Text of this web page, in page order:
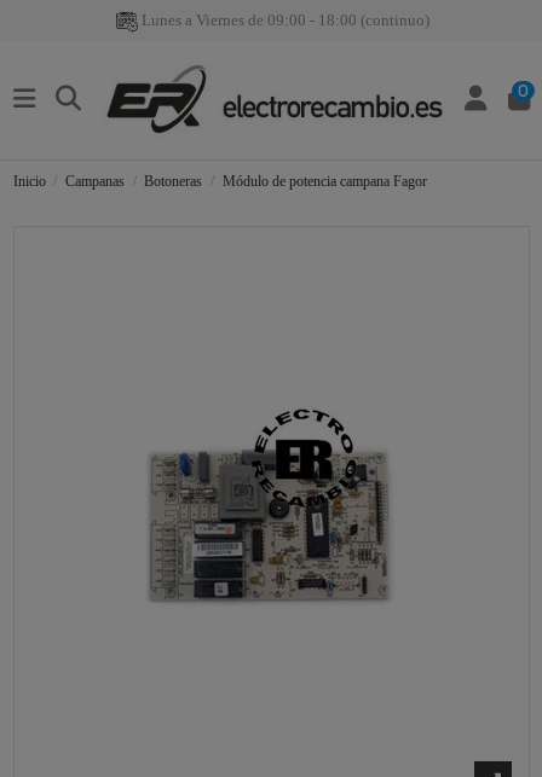
Lunes a Viernes de 09:00 - 18:00 (continuo)
0
Inicio Campanas Botoneras Módulo de potencia campana Fagor